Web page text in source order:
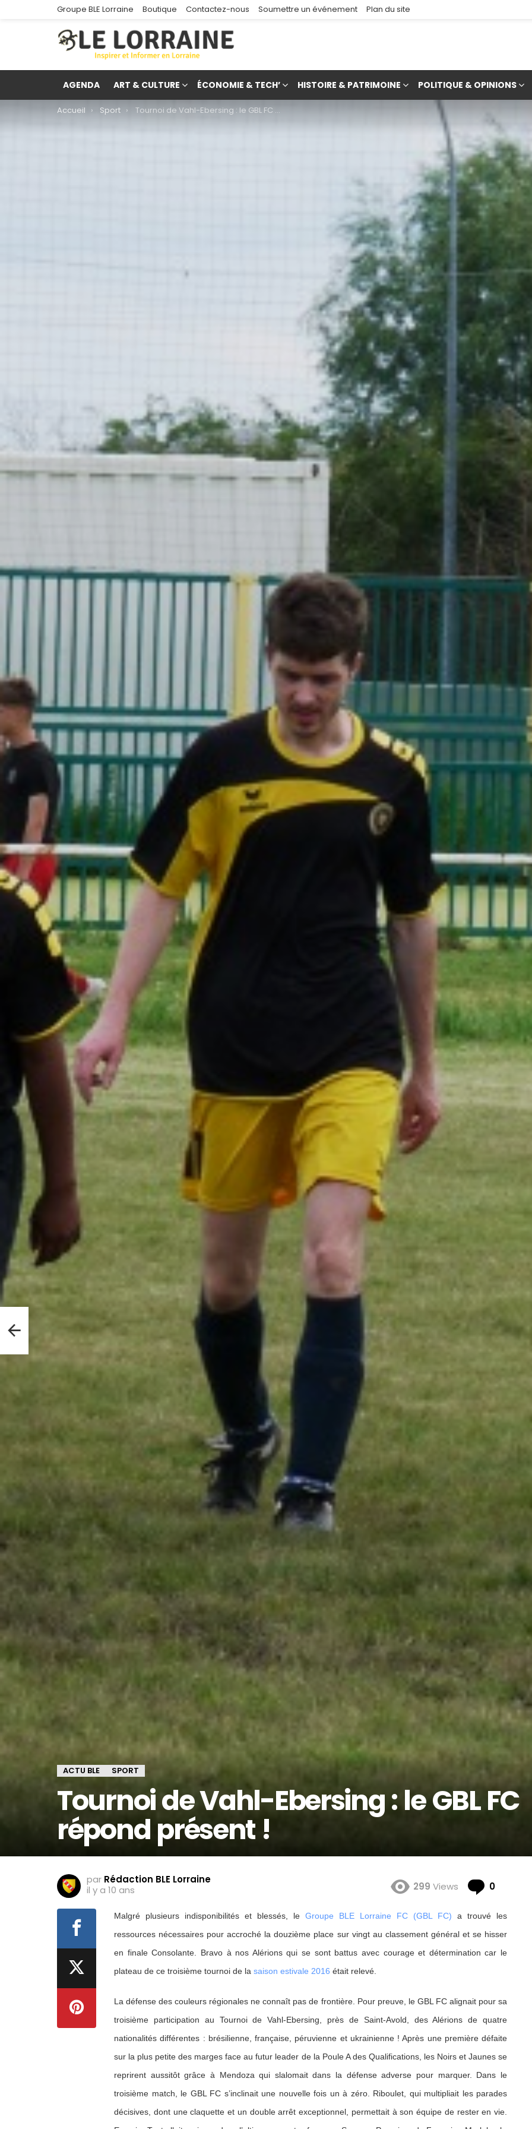
Groupe BLE Lorraine Boutique Contactez-nous Soumettre un événement Plan du site
AGENDA ART & CULTURE ÉCONOMIE & TECH’ HISTOIRE & PATRIMOINE POLITIQUE & OPINIONS
You are here:
Accueil Sport Tournoi de Vahl-Ebersing : le GBL FC répond présent !
ACTU BLE SPORT
Tournoi de Vahl-Ebersing : le GBL FC
répond présent !
par Rédaction BLE Lorraine
il y a 10 ans
299 Views 0
Malgré plusieurs indisponibilités et blessés, le Groupe BLE Lorraine FC (GBL FC) a trouvé les
ressources nécessaires pour accroché la douzième place sur vingt au classement général et se hisser
en finale Consolante. Bravo à nos Alérions qui se sont battus avec courage et détermination car le
plateau de ce troisième tournoi de la saison estivale 2016 était relevé.
La défense des couleurs régionales ne connaît pas de frontière. Pour preuve, le GBL FC alignait pour sa
troisième participation au Tournoi de Vahl-Ebersing, près de Saint-Avold, des Alérions de quatre
nationalités différentes : brésilienne, française, péruvienne et ukrainienne ! Après une première défaite
sur la plus petite des marges face au futur leader de la Poule A des Qualifications, les Noirs et Jaunes se
reprirent aussitôt grâce à Mendoza qui slalomait dans la défense adverse pour marquer. Dans le
troisième match, le GBL FC s’inclinait une nouvelle fois un à zéro. Riboulet, qui multipliait les parades
décisives, dont une claquette et un double arrêt exceptionnel, permettait à son équipe de rester en vie.